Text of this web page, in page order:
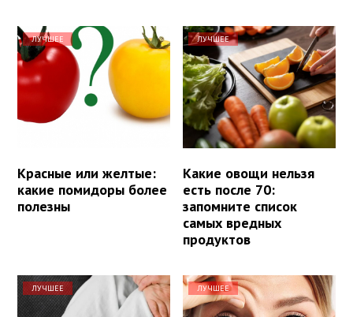
ЛУЧШЕЕ
Красные или желтые:
какие помидоры более
полезны
ЛУЧШЕЕ
Какие овощи нельзя
есть после 70:
запомните список
самых вредных
продуктов
ЛУЧШЕЕ ЛУЧШЕЕ